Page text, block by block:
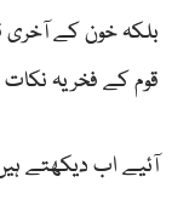
بلکہ خون کے
قوم کے فخریہ نکات